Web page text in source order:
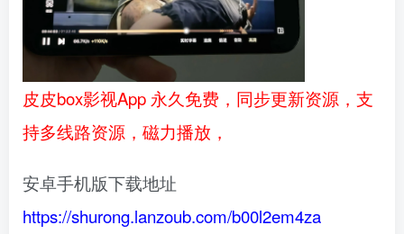
皮皮box影视App 永久免费，同步更新资源，支
持多线路资源，磁力播放，
安卓手机版下载地址
https://shurong.lanzoub.com/b00l2em4za